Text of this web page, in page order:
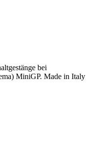
bei
MiniGP. Made in Italy